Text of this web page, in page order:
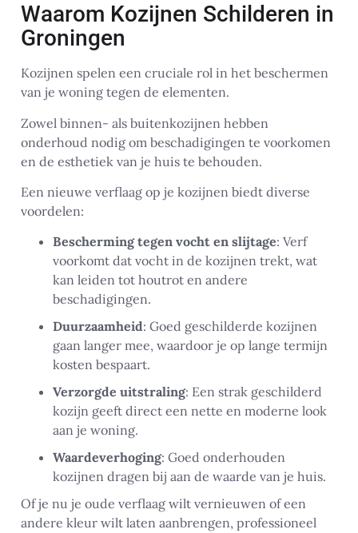
Waarom Kozijnen Schilderen in
Groningen
Kozijnen spelen een cruciale rol in het beschermen
van je woning tegen de elementen.
Zowel binnen- als buitenkozijnen hebben
onderhoud nodig om beschadigingen te voorkomen
en de esthetiek van je huis te behouden.
Een nieuwe verflaag op je kozijnen biedt diverse
voordelen:
Bescherming tegen vocht en slijtage: Verf
voorkomt dat vocht in de kozijnen trekt, wat
kan leiden tot houtrot en andere
beschadigingen.
Duurzaamheid: Goed geschilderde kozijnen
gaan langer mee, waardoor je op lange termijn
kosten bespaart.
Verzorgde uitstraling: Een strak geschilderd
kozijn geeft direct een nette en moderne look
aan je woning.
Waardeverhoging: Goed onderhouden
kozijnen dragen bij aan de waarde van je huis.
Of je nu je oude verflaag wilt vernieuwen of een
andere kleur wilt laten aanbrengen, professioneel